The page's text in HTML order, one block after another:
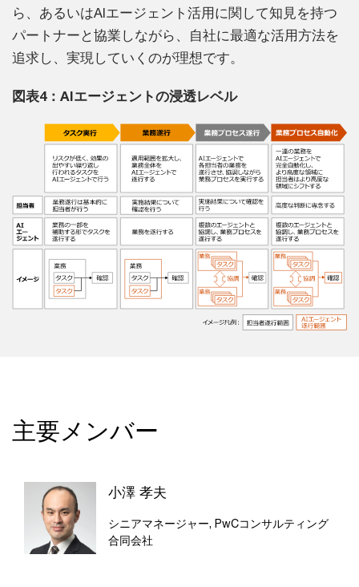
ら、あるいはAIエージェント活用に関して知見を持つ
パートナーと協業しながら、自社に最適な活用方法を
追求し、実現していくのが理想です。
図表4：AIエージェントの浸透レベル
主要メンバー
小澤 孝夫
シニアマネージャー, PwCコンサルティング
合同会社